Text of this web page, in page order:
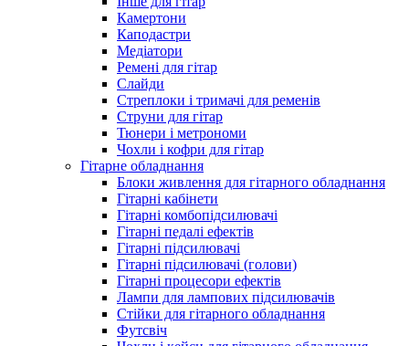
Камертони
Каподастри
Медіатори
Ремені для гітар
Слайди
Стреплоки і тримачі для ременів
Струни для гітар
Тюнери і метрономи
Чохли і кофри для гітар
Гітарне обладнання
Блоки живлення для гітарного обладнання
Гітарні кабінети
Гітарні комбопідсилювачі
Гітарні педалі ефектів
Гітарні підсилювачі
Гітарні підсилювачі (голови)
Гітарні процесори ефектів
Лампи для лампових підсилювачів
Стійки для гітарного обладнання
Футсвіч